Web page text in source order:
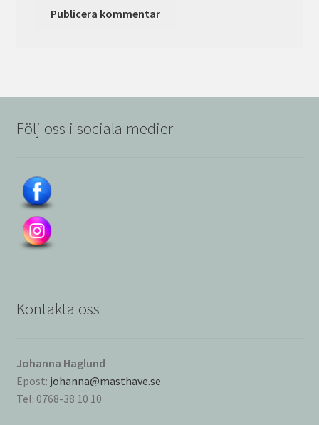
Följ oss i sociala medier
Kontakta oss
Johanna Haglund
Epost: johanna@masthave.se
Tel: 0768-38 10 10